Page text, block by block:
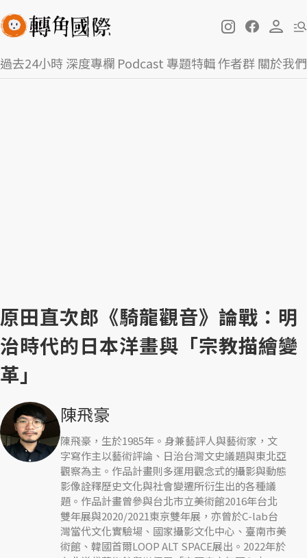
過去24小時深度專欄 Podcast 專題特輯作者群關於我們
原田直次郎《騎龍觀音》論戰：明
治時代的日本洋畫與「宗教描繪變
革」
陳飛豪
陳飛豪，生於1985年。身兼藝評人與藝術家，文
字寫作主以藝術評論、日治台灣文史議題與東北亞
觀察為主。作品計畫則多運用觀念式的攝影與動態
影像詮釋歷史文化與社會變遷所衍生出的各種議
題。作品計畫曾參與台北市立美術館2016年台北
雙年展與2020/2021東京雙年展，亦曾於C-lab台
灣當代文化實驗場、國家攝影文化中心、臺南市美
術館、韓國首爾LOOP ALT SPACE展出。2022年於